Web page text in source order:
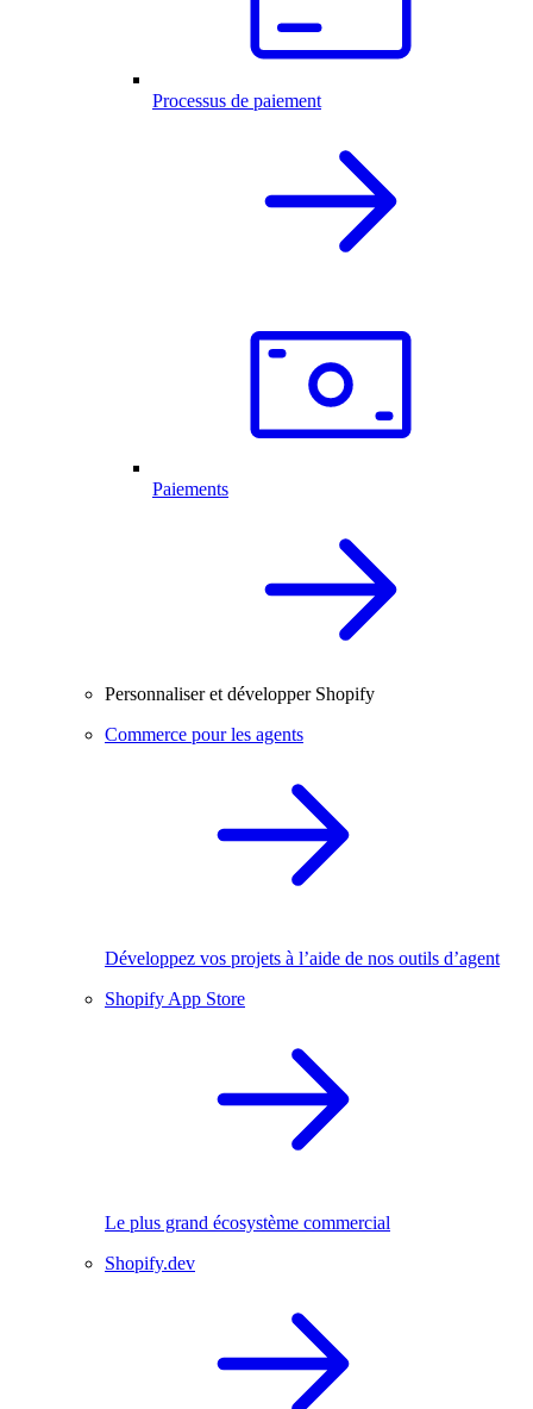
Processus de paiement
Paiements
Personnaliser et développer Shopify
Commerce pour les agents
Développez vos projets à l’aide de nos outils d’agent
Shopify App Store
Le plus grand écosystème commercial
Shopify.dev